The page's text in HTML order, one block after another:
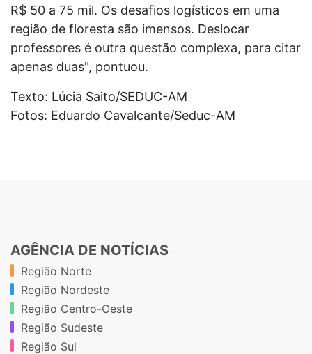
R$ 50 a 75 mil. Os desafios logísticos em uma
região de floresta são imensos. Deslocar
professores é outra questão complexa, para citar
apenas duas", pontuou.
Texto: Lúcia Saito/SEDUC-AM
Fotos: Eduardo Cavalcante/Seduc-AM
AGÊNCIA DE NOTÍCIAS
Região Norte
Região Nordeste
Região Centro-Oeste
Região Sudeste
Região Sul